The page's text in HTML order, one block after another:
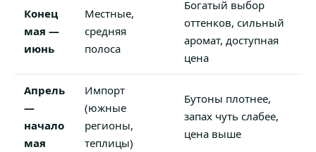
Конец
мая —
июнь
Местные,
средняя
полоса
Богатый выбор
оттенков, сильный
аромат, доступная
цена
Апрель
—
начало
мая
Импорт
(южные
регионы,
теплицы)
Бутоны плотнее,
запах чуть слабее,
цена выше